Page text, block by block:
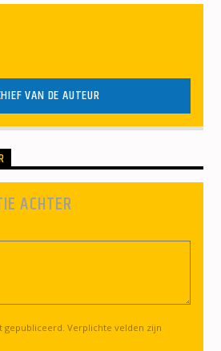
VAN DE AUTEUR
ACHTER
gepubliceerd. Verplichte velden zijn